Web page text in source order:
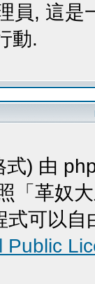
員, 這
動.
) 由
「革奴
可以
Public